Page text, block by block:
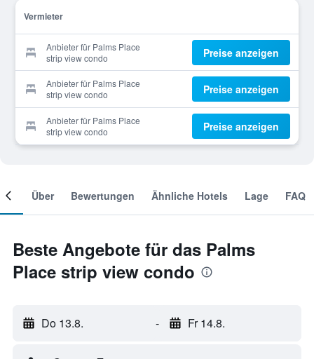
Vermieter
Anbieter für Palms Place
strip view condo
Preise anzeigen
Anbieter für Palms Place
strip view condo
Preise anzeigen
Anbieter für Palms Place
strip view condo
Preise anzeigen
Über Bewertungen Ähnliche Hotels Lage FAQ
Beste Angebote für das Palms
Place strip view condo
Do 13.8. - Fr 14.8.